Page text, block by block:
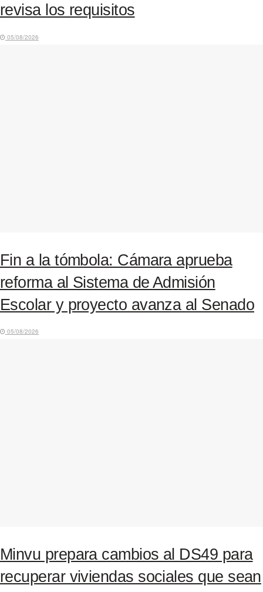
revisa los requisitos
05/08/2026
Fin a la tómbola: Cámara aprueba
reforma al Sistema de Admisión
Escolar y proyecto avanza al Senado
05/08/2026
Minvu prepara cambios al DS49 para
recuperar viviendas sociales que sean